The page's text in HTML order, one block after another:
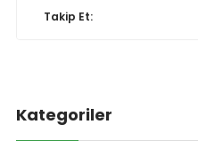
Takip Et:
Kategoriler